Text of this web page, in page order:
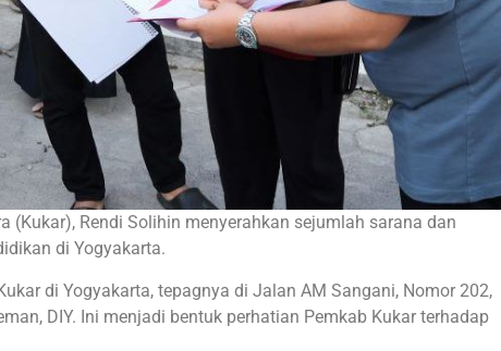
(Kukar), Rendi Solihin menyerahkan sejumlah sarana dan
di Yogyakarta.
di Yogyakarta, tepagnya di Jalan AM Sangani, Nomor 202,
DIY. Ini menjadi bentuk perhatian Pemkab Kukar terhadap